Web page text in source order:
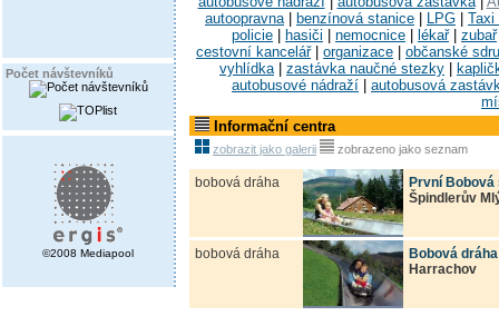
Počet návštevníků
©2008 Mediapool
autoopravna | benzínová stanice | LPG | Taxi
policie | hasiči | nemocnice | lékař| zubař
cestovní kancelář| organizace | občanské
vyhlídka | zastávka naučné stezky |
autobusové nádraží | autobusová
Informační centra
zobrazit jako galerii zobrazeno jako seznam
bobová dráha
První Bobová
Špindlerův
bobová dráha
Bobová
Harrachov